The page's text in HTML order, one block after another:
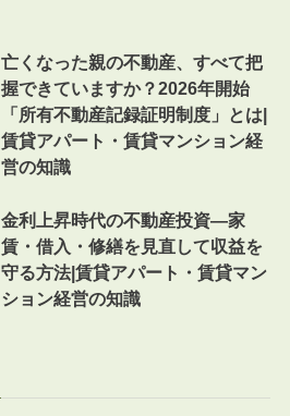
亡くなった親の不動産、すべて把
握できていますか？2026年開始
「所有不動産記録証明制度」とは|
賃貸アパート・賃貸マンション経
営の知識
金利上昇時代の不動産投資―家
賃・借入・修繕を見直して収益を
守る方法|賃貸アパート・賃貸マン
ション経営の知識